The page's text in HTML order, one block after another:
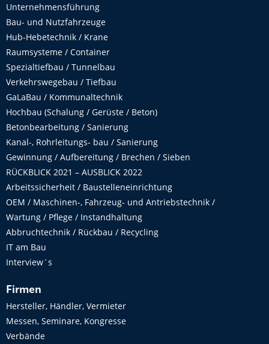
Unternehmensführung
Bau- und Nutzfahrzeuge
Hub-Hebetechnik / Krane
Raumsysteme / Container
Spezialtiefbau / Tunnelbau
Verkehrswegebau / Tiefbau
GaLaBau / Kommunaltechnik
Hochbau (Schalung / Gerüste / Beton)
Betonbearbeitung / Sanierung
Kanal-, Rohrleitungs- bau / Sanierung
Gewinnung / Aufbereitung / Brechen / Sieben
RÜCKBLICK 2021 – AUSBLICK 2022
Arbeitssicherheit / Baustelleneinrichtung
OEM / Maschinen-, Fahrzeug- und Antriebstechnik /
Wartung / Pflege / Instandhaltung
Abbruchtechnik / Rückbau / Recycling
IT am Bau
Interview´s
Firmen
Hersteller, Händler, Vermieter
Messen, Seminare, Kongresse
Verbände